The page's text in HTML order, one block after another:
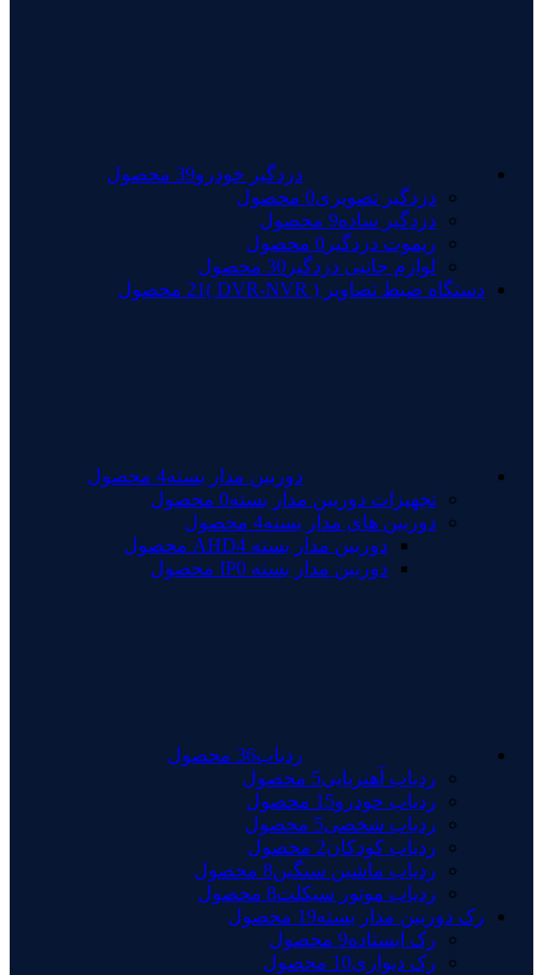
دزدگیر خودرو39 محصول
دزدگیر تصویری0 محصول
دزدگیر ساده9 محصول
ریموت دزدگیر 0 محصول
لوازم جانبی دزدگیر 30 محصول
دستگاه ضبط تصاویر ( DVR-NVR )
21 محصول
دوربین مدار بسته4 محصول
تجهیزات دوربین مدار بسته0 محصول
دوربین های مدار بسته4 محصول
دوربین مدار بسته AHD 4 محصول
دوربین مدار بسته IP 0 محصول
ردیاب36 محصول
ردیاب آهنربایی5 محصول
ردیاب خودرو15 محصول
ردیاب شخصی5 محصول
ردیاب کودکان2 محصول
ردیاب ماشین سنگین8 محصول
ردیاب موتور سیکلت8 محصول
رک دوربین مدار بسته19 محصول
رک ایستاده9 محصول
رک دیواری10 محصول